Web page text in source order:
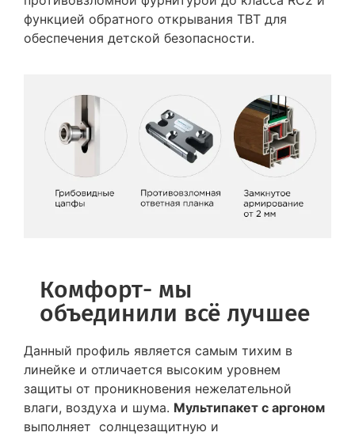
функцией обратного открывания TBT для
обеспечения детской безопасности.
Комфорт- мы
объединили всё лучшее
Данный профиль является самым тихим в
линейке и отличается высоким уровнем
защиты от проникновения нежелательной
влаги, воздуха и шума. Мультипакет с аргоном
выполняет солнцезащитную и